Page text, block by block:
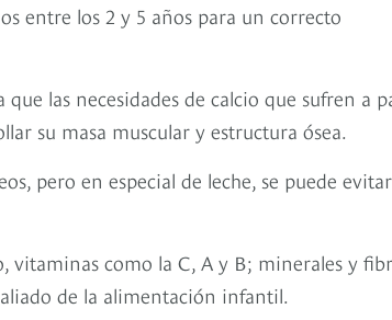
entre los 2 y 5 años para un correcto
las necesidades de calcio que sufren a
su masa muscular y estructura ósea.
pero en especial de leche, se puede
vitaminas como la C, A y B; minerales y
de la alimentación infantil.